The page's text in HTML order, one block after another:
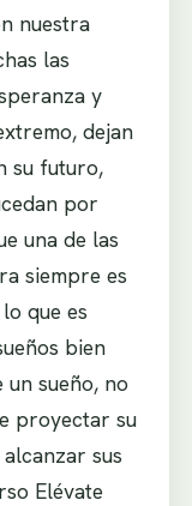
nuestra
las
y
dejan
su futuro,
por
una de las
siempre es
que es
bien
sueño, no
proyectar su
sus
Elévate